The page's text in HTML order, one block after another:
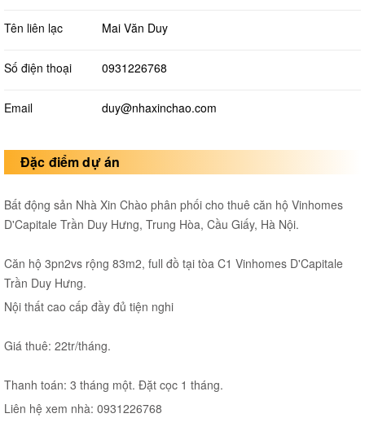
Tên liên lạc Mai Văn Duy
Số điện thoại 0931226768
Email duy@nhaxinchao.com
Đặc điểm dự án
Bất động sản Nhà Xin Chào phân phối cho thuê căn hộ Vinhomes
D'Capitale Trần Duy Hưng, Trung Hòa, Cầu Giấy, Hà Nội.
Căn hộ 3pn2vs rộng 83m2, full đồ tại tòa C1 Vinhomes D'Capitale
Trần Duy Hưng.
Nội thất cao cấp đầy đủ tiện nghi
Giá thuê: 22tr/tháng.
Thanh toán: 3 tháng một. Đặt cọc 1 tháng.
Liên hệ xem nhà: 0931226768